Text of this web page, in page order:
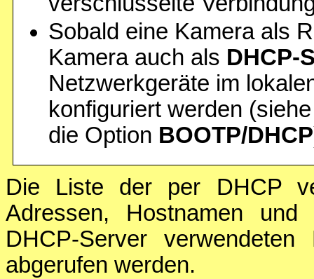
Sobald eine Kamera als
Kamera auch als DHCP-
Netzwerkgeräte im
konfiguriert werden
die Option BOOTP/DHCP
Die Liste der per DHCP
Adressen, Hostnamen
DHCP-Server
abgerufen werden.